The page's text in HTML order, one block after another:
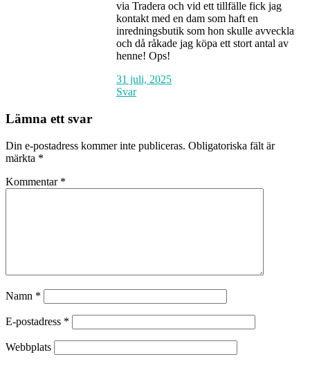
via Tradera och vid ett tillfälle fick jag
kontakt med en dam som haft en
inredningsbutik som hon skulle avveckla
och då råkade jag köpa ett stort antal av
henne! Ops!
31 juli, 2025
Svar
Lämna ett svar
Din e-postadress kommer inte publiceras. Obligatoriska fält är
märkta *
Kommentar *
Namn *
E-postadress *
Webbplats